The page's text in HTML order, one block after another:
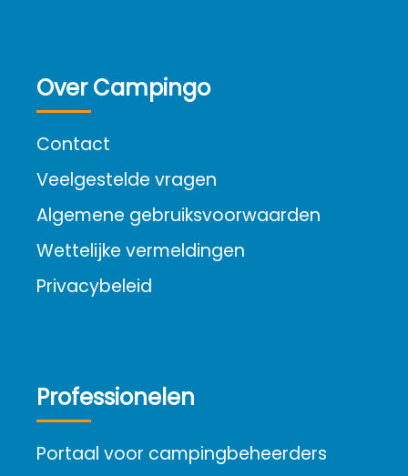
Over Campingo
Contact
Veelgestelde vragen
Algemene gebruiksvoorwaarden
Wettelijke vermeldingen
Privacybeleid
Professionelen
Portaal voor campingbeheerders